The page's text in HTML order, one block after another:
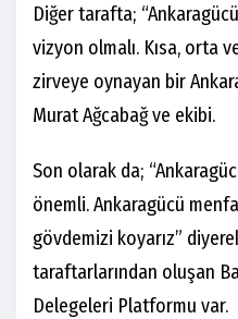
Diğer tarafta;
vizyon olmalı. Kısa, orta
zirveye oynayan bir
Murat Ağcabağ ve ekibi.
Son olarak da;
önemli. Ankaragücü
gövdemizi koyarız”
taraftarlarından oluşan
Delegeleri Platformu var.